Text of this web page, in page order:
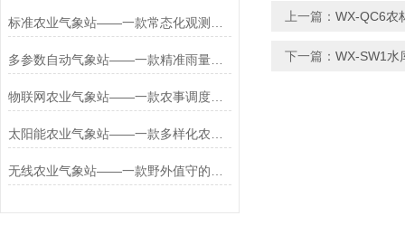
多参数自动气象站——一款精准雨量监测的小型农业气象站2026+派+送
物联网农业气象站——一款农事调度的设施化农业气象站2026+派+送
上一篇： WX-QC6农
下一篇： WX-SW1水